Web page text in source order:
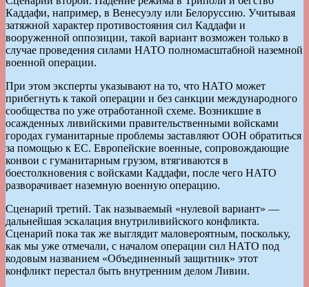
Каддафи, например, в Венесуэлу или Белоруссию. Учитывая
затяжной характер противостояния сил Каддафи и
вооруженной оппозиции, такой вариант возможен только в
случае проведения силами НАТО полномасштабной наземной
военной операции.
При этом эксперты указывают на то, что НАТО может
прибегнуть к такой операции и без санкции международного
сообщества по уже отработанной схеме. Возникшие в
осажденных ливийскими правительственными войсками
городах гуманитарные проблемы заставляют ООН обратиться
за помощью к ЕС. Европейские военные, сопровождающие
конвои с гуманитарным грузом, втягиваются в
боестолкновения с войсками Каддафи, после чего НАТО
разворачивает наземную военную операцию.
Сценарий третий. Так называемый «нулевой вариант» —
дальнейшая эскалация внутриливийского конфликта.
Сценарий пока так же выглядит маловероятным, поскольку,
как мы уже отмечали, с началом операции сил НАТО под
кодовым названием «Объединенный защитник» этот
конфликт перестал быть внутренним делом Ливии.